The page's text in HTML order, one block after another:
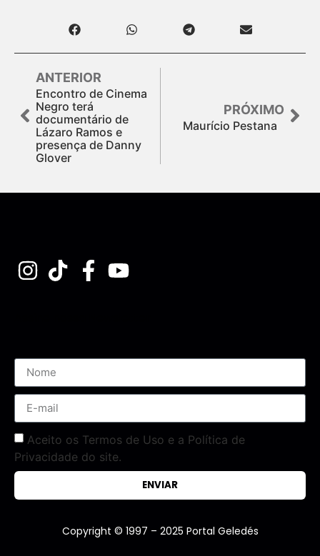
ANTERIOR
Encontro de Cinema
Negro terá
documentário de
Lázaro Ramos e
presença de Danny
Glover
PRÓXIMO
Maurício Pestana
Aceito os Termos de Uso e a Política de
Privacidade do site.
ENVIAR
Copyright © 1997 – 2025 Portal Geledés